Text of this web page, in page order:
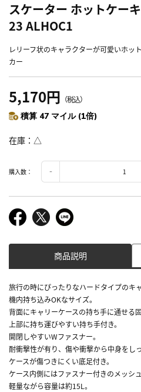
スケーター ホットケー
23 ALHOC1
レリーフ状のキャラクターが可愛いホッ
カー
5,170円 （税込）
積算 47 マイル (1倍)
在庫 △
購入数：
商品説明
旅行の時にぴったりなハードタイプのキ
機内持ち込みOKなサイズ。
背面にキャリーケースの持ち手に通せる
上部に持ち運びやすい持ち手付き。
開閉しやすいWファスナー。
耐衝撃性が有り、傷や衝撃から中身をし
ケースが傷つきにくい底足付き。
ケース内側にはファスナー付きのメッシ
軽量ながら容量は約15L。